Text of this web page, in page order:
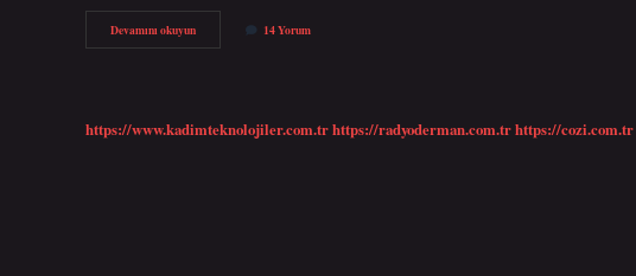
Devamını okuyunAtp
Üretimi
14 Yorum
https://www.kadimteknolojiler.com.trhttps://radyoderman.com.trhttps://cozi.com.tr